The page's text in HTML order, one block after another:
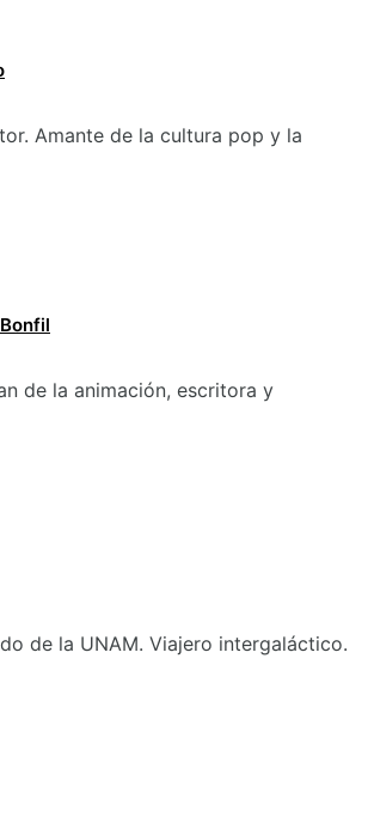
Amante de la cultura pop y la
de la animación, escritora y
de la UNAM. Viajero intergaláctico.